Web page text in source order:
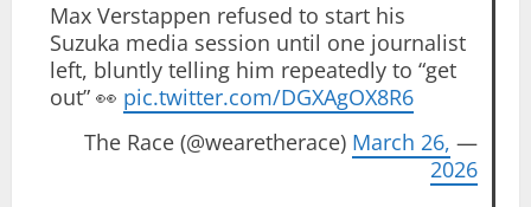
Max Verstappen refused to start his
Suzuka media session until one journalist
left, bluntly telling him repeatedly to “get
out” 👀 pic.twitter.com/DGXAgOX8R6
— The Race (@wearetherace)
March 26,
2026